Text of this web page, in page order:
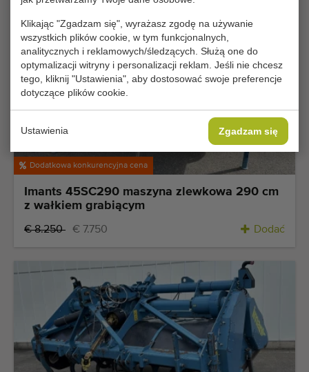
Klikając "Zgadzam się", wyrażasz zgodę na używanie
wszystkich plików cookie, w tym funkcjonalnych,
analitycznych i reklamowych/śledzących. Służą one do
optymalizacji witryny i personalizacji reklam. Jeśli nie chcesz
tego, kliknij "Ustawienia", aby dostosować swoje preferencje
dotyczące plików cookie.
Ustawienia Zgadzam się
Dodatkowa konkurencyjna cena
Imants 45SC290 maszyna zlewkowa 290 cm
z wałkiem grabiącym
€ 8.250 € 7.750 Dodać